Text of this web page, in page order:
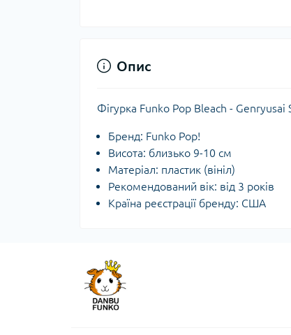
Опис
Фігурка Funko Pop Bleach -
Бренд: Funko Pop!
Висота: близько 9-10 см
Матеріал: пластик (вініл)
Рекомендований вік: від 3 років
Країна реєстрації бренду: США